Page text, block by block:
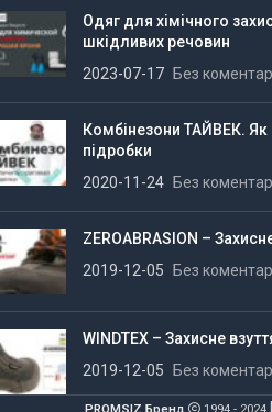
Одяг для хімічного
шкідливих речовин
2023-07-17
Без
Комбінезони ТАЙВЕК. Як
підробки
2020-11-24
Без
ZEROABRASION –
2019-12-05
Без
WINDTEX – Захисне
2019-12-05
Без